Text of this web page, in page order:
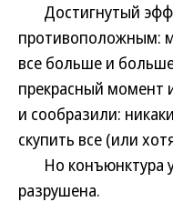
Достигнутый
противоположным:
все больше и
прекрасный момент
и сообразили:
скупить все (или
Но конъюнктура
разрушена.